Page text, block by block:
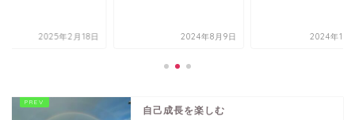
2025年2月18日 2024年8月9日 2024年10
自己成長を楽しむ